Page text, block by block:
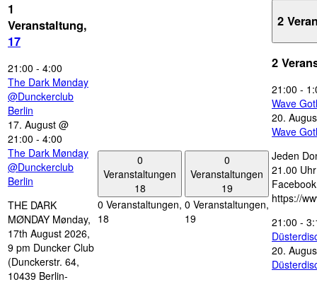
1
Veranstaltung,
17
21:00 - 4:00
The Dark Mønday
@Dunckerclub
Berlin
17. August @
21:00 - 4:00
The Dark Mønday
@Dunckerclub
Berlin
THE DARK
MØNDAY Mønday,
17th August 2026,
9 pm Duncker Club
(Dunckerstr. 64,
10439 Berlin-
0
Veranstaltungen
18
0 Veranstaltungen,
18
0
Veranstaltungen
19
0 Veranstaltungen,
19
2
2
21:00 -
Wave
20.
Wave
Jeden
21.00
https://
21:00 -
20.